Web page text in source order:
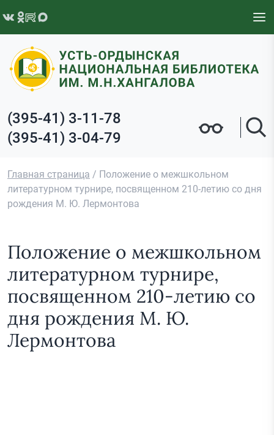
(395-41) 3-11-78
(395-41) 3-04-79
Главная страница / Положение о межшкольном
литературном турнире, посвященном 210-летию со дня
рождения М. Ю. Лермонтова
Положение о межшкольном
литературном турнире,
посвященном 210-летию со
дня рождения М. Ю.
Лермонтова